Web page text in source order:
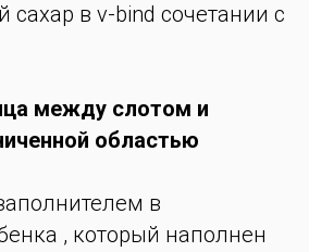
сахар в v-bind сочетании с
между слотом и
областью
в
, который наполнен